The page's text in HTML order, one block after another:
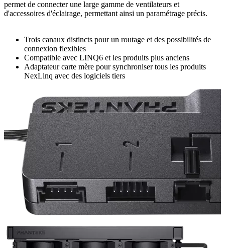
permet de connecter une large gamme de ventilateurs et
d'accessoires d'éclairage, permettant ainsi un paramétrage précis.
Trois canaux distincts pour un routage et des possibilités de
connexion flexibles
Compatible avec LINQ6 et les produits plus anciens
Adaptateur carte mère pour synchroniser tous les produits
NexLinq avec des logiciels tiers